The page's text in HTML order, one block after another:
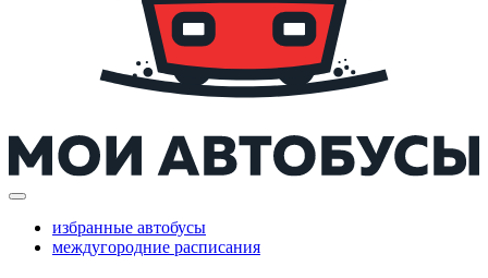
избранные автобусы
междугородние расписания